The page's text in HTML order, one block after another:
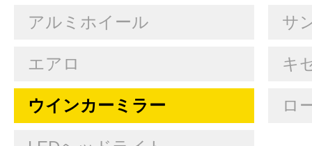
アルミホイール サ
エアロ キ
ウインカーミラー ロ